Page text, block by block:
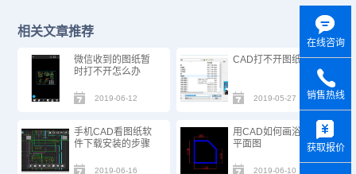
相关文章推荐
微信收到的图纸暂
时打不开怎么办
2019-06-12
CAD打不开图纸
2019-05-27
手机CAD看图纸软
件下载安装的步骤
2019-06-16
用CAD如何画浴室
平面图
2019-06-10
在线咨询
销售热线
获取报价